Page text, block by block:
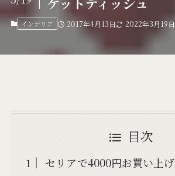
インテリア 2017年4月13日 2022年3月19日
目次
セリアで4000円お買い上げ